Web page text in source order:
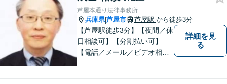
芦屋本通り法律事務所
兵庫県|芦屋市 芦屋駅 から徒歩3分
【芦屋駅徒歩3分】【夜間／休
日相談可】【分割払い可】
【電話／メール／ビデオ相談
詳細を見
る